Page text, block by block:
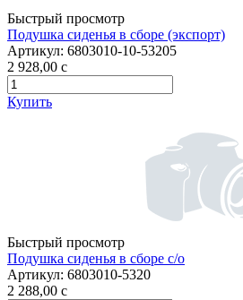
Быстрый просмотр
Подушка сиденья в сборе (экспорт)
Артикул: 6803010-10-53205
2 928,00 c
Купить
Быстрый просмотр
Подушка сиденья в сборе с/о
Артикул: 6803010-5320
2 288,00 c